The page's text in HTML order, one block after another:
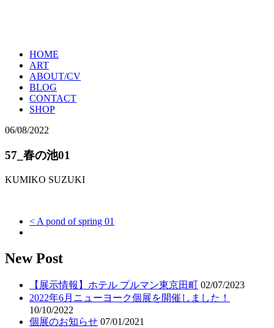
HOME
ART
ABOUT/CV
BLOG
CONTACT
SHOP
06/08/2022
57_春の池01
KUMIKO SUZUKI
< A pond of spring 01
New Post
【展示情報】ホテル プルマン東京田町 02/07/2023
2022年6月ニューヨーク個展を開催しました！
10/10/2022
個展のお知らせ 07/01/2021